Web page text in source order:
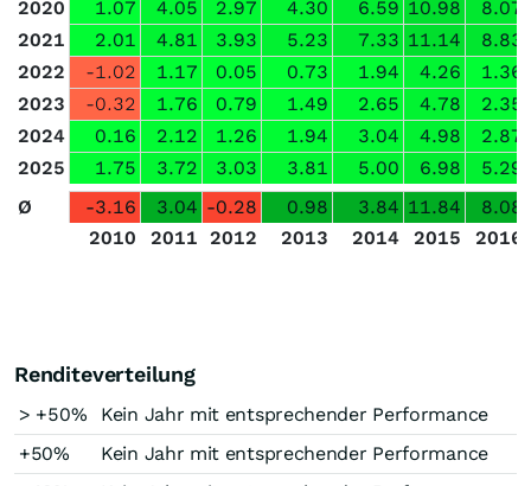
2020
1.07 4.05 2.97 4.30 6.59 10.98
8.07
2021
2.01 4.81 3.93 5.23 7.33 11.14
8.83
2022
-1.02 1.17 0.05 0.73 1.94 4.26
1.36
2023
-0.32 1.76 0.79 1.49 2.65 4.78
2.35
2024
0.16 2.12 1.26 1.94 3.04 4.98
2.87
2025
1.75 3.72 3.03 3.81 5.00 6.98
5.29
Ø
-3.16 3.04 -0.28 0.98 3.84 11.84
8.08
2010
2011 2012 2013 2014 2015 2016
Renditeverteilung
> +50%
Kein Jahr mit entsprechender Performance
+50%
Kein Jahr mit entsprechender Performance